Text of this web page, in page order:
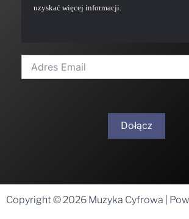
uzyskać więcej informacji.
Dołącz
Copyright © 2026 Muzyka Cyfrowa |